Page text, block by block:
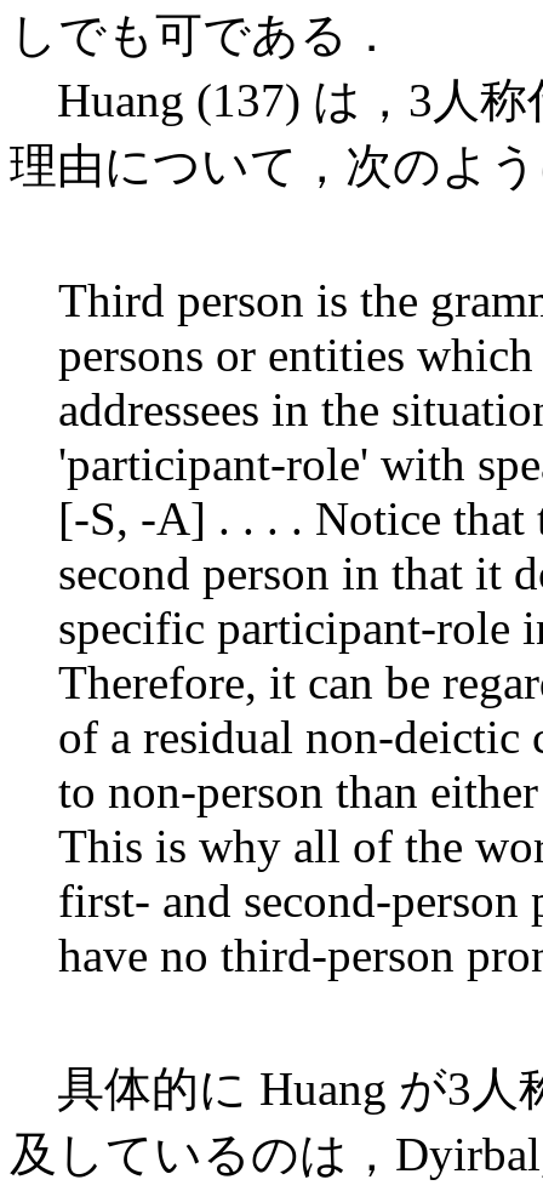
しでも可である．
Huang (137) は，3人
理由について，次のよ
Third person is the
persons or entities
addressees in the
'participant-role' with
[-S, -A] . . . . Notice
second person in that it
specific participant-role
Therefore, it can be
of a residual non-deictic
to non-person than
This is why all of the
first- and second-person
have no third-person
具体的に Huang が3人
及しているのは，